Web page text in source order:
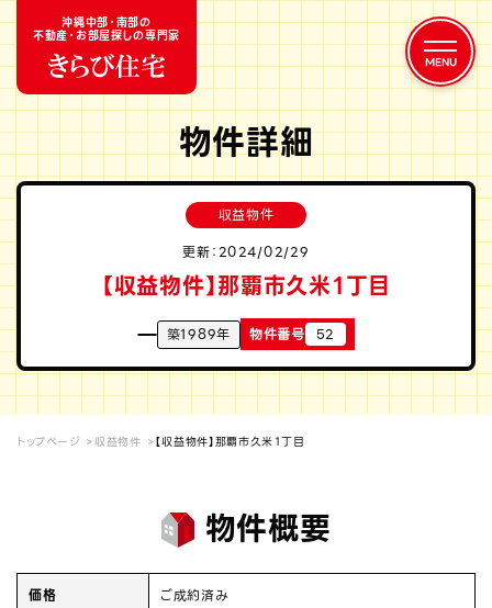
沖縄中部・南部の
不動産・お部屋探しの専門家
物件詳細
収益物件
更新：2024/02/29
【収益物件】那覇市久米１丁目
築1989年 物件番号 52
トップページ 収益物件 【収益物件】那覇市久米１丁目
物件概要
価格 ご成約済み